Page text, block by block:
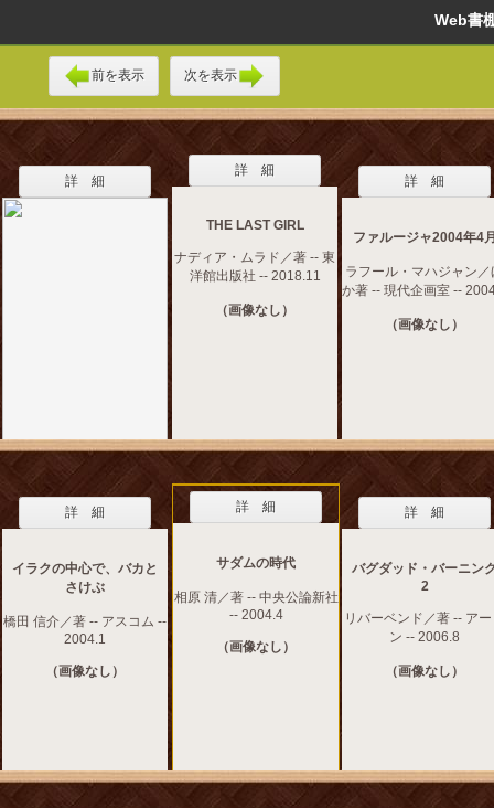
Web
前を表示 次を表示
詳 細
詳 細
THE LAST GIRL
ナディア・ムラド／著 -- 東
洋館出版社 -- 2018.11
（画像なし）
詳 細
ファルージャ2004年4
ラフール・マハジャン／
か著 -- 現代企画室 --
（画像なし）
詳 細
イラクの中心で、バカと
さけぶ
橋田 信介／著 -- アスコム --
2004.1
（画像なし）
詳 細
サダムの時代
相原 清／著 -- 中央公論新社
-- 2004.4
（画像なし）
詳 細
バグダッド・バーニン
2
リバーベンド／著 -- ア
ン -- 2006.8
（画像なし）